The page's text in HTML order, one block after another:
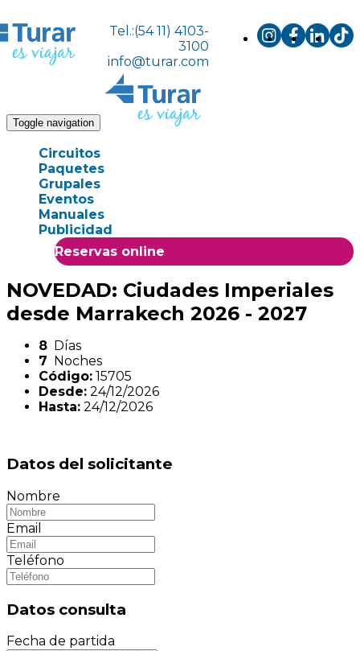
Tel.:(54 11) 4103-
3100
info@turar.com
Toggle navigation
Circuitos
Paquetes
Grupales
Eventos
Manuales
Publicidad
Reservas online
NOVEDAD: Ciudades Imperiales
desde Marrakech 2026 - 2027
8 Días
7 Noches
Código: 15705
Desde: 24/12/2026
Hasta: 24/12/2026
Datos del solicitante
Nombre
Email
Teléfono
Datos consulta
Fecha de partida